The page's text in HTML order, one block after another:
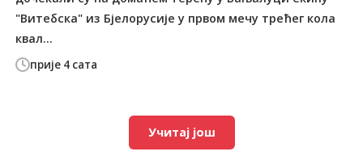
прије 4 сата
"Витебска" из Бјелорусије у првом мечу трећег кола
квал...
Учитај још